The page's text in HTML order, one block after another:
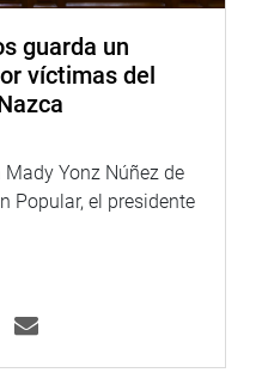
guarda un
víctimas del
Yonz Núñez de
Popular, el presidente